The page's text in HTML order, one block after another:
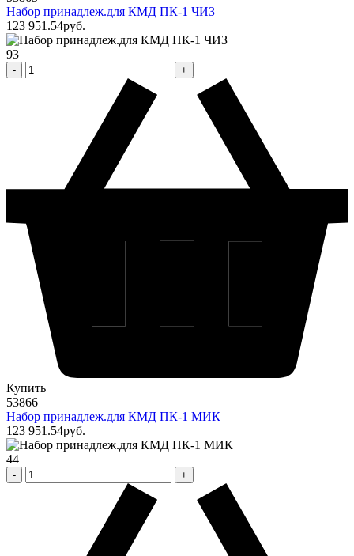
Набор принадлеж.для КМД ПК-1 ЧИЗ
123 951 .54pуб.
93
Купить
53866
Набор принадлеж.для КМД ПК-1 МИК
123 951.54pуб.
44